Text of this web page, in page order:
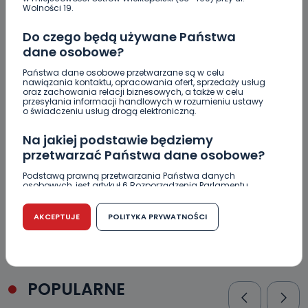
Wolności 19.
Do czego będą używane Państwa
dane osobowe?
Państwa dane osobowe przetwarzane są w celu
nawiązania kontaktu, opracowania ofert, sprzedaży usług
oraz zachowania relacji biznesowych, a także w celu
przesyłania informacji handlowych w rozumieniu ustawy
o świadczeniu usług drogą elektroniczną.
Na jakiej podstawie będziemy
przetwarzać Państwa dane osobowe?
Podstawą prawną przetwarzania Państwa danych
osobowych, jest artykuł 6 Rozporządzenia Parlamentu
r. w sprawie ochrony osób fizycznych w związku z
przetwarzaniem danych osobowych w sprawie
swobodnego przepływu takich danych oraz uchylenia
dyrektywy 95/46/WE (RODO).
Czy jest możliwość cofnięcia zgody?
Podanie danych osobowych jest dobrowolne, nie jest
wymogiem ustawowym lub umownym oraz nie stanowi
warunku zawarcia umowy. Cofnięcie zgody jest możliwe
AKCEPTUJE POLITYKA PRYWATNOŚCI
Podpis
POPULARNE